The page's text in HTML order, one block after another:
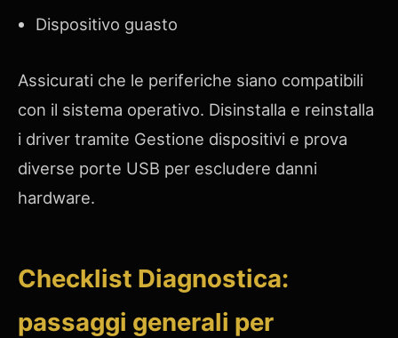
Dispositivo guasto
Assicurati che le periferiche siano compatibili
con il sistema operativo. Disinstalla e reinstalla
i driver tramite Gestione dispositivi e prova
diverse porte USB per escludere danni
hardware.
Checklist Diagnostica:
passaggi generali per